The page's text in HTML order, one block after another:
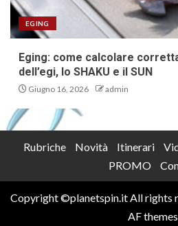
EGING
Eging: come calcolare
dell’egi, lo SHAKU e il SUN
Giugno 16, 2026 admin
Rubriche Novità Itinerari
PROMO
Copyright ©planetspin.it All rights
AF